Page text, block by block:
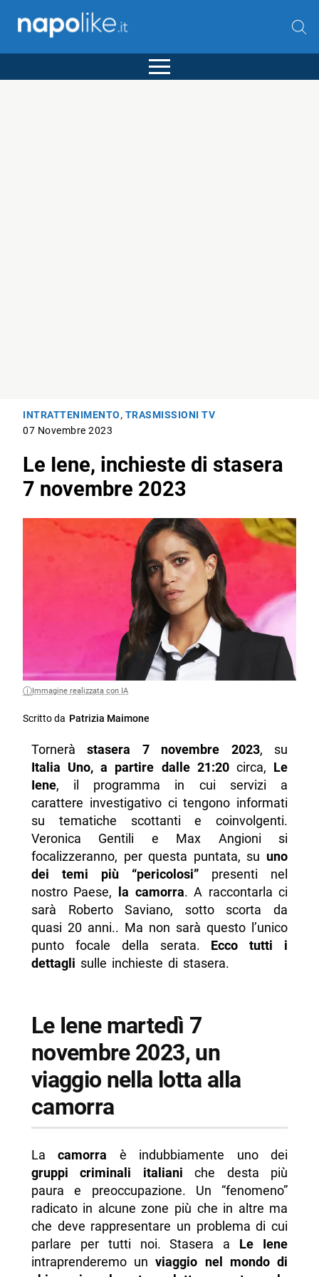
INTRATTENIMENTO, TRASMISSIONI TV
07 Novembre 2023
Le Iene, inchieste di stasera
7 novembre 2023
Immagine realizzata con IA
Scritto da Patrizia Maimone
Tornerà stasera 7 novembre 2023, su
Italia Uno, a partire dalle 21:20circa, Le
Iene, il programma in cui servizi a
carattere investigativo ci tengono informati
su tematiche scottanti e coinvolgenti.
Veronica Gentili e Max Angioni si
focalizzeranno, per questa puntata, su uno
dei temi più “pericolosi” presenti nel
nostro Paese,
la camorra. A raccontarla ci
sarà Roberto Saviano, sotto scorta da
quasi 20 anni.. Ma non sarà questo l’unico
punto focale della serata. Ecco tutti i
dettagli sulle inchieste di stasera.
Le Iene martedì 7
novembre 2023, un
viaggio nella lotta alla
camorra
Lacamorra è indubbiamente uno dei
gruppi criminali italiani che desta più
paura e preoccupazione. Un “fenomeno”
radicato in alcune zone più che in altre ma
che deve rappresentare un problema di cui
parlare per tutti noi. Stasera a Le Iene
intraprenderemo unviaggio nel mondo di